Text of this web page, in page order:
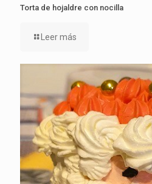
Torta de hojaldre con nocilla
Leer más